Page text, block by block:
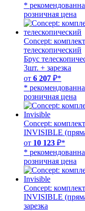
*
розничная цена
Concept:
телескопический
Брус
3шт. + зарезка
от 6 207 ₽*
*
розничная цена
Concept:
INVISIBLE
от 10 123 ₽*
*
розничная цена
Concept:
INVISIBLE
зарезка